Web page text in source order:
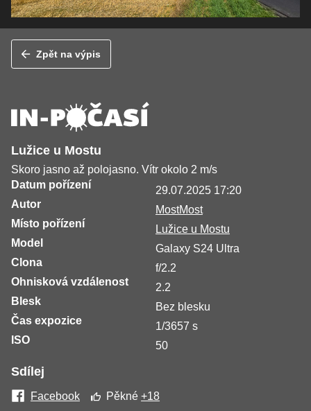
Zpět na výpis
Lužice u Mostu
Skoro jasno až polojasno. Vítr okolo 2 m/s
Datum pořízení
29.07.2025 17:20
Autor
MostMost
Místo pořízení
Lužice u Mostu
Model
Galaxy S24 Ultra
Clona
f/2.2
Ohnisková vzdálenost
2.2
Blesk
Bez blesku
Čas expozice
1/3657 s
ISO
50
Sdílej
Facebook Pěkné+18